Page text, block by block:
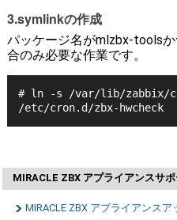
3.symlinkの作成
パッケージ名がmlzbx-tools
合のみ必要な作業です。
# ln -s /var/lib/zabbix/
/etc/cron.d/zbx-hwcheck
MIRACLE ZBX アプライアンスサポ
MIRACLE ZBX アプライアンス